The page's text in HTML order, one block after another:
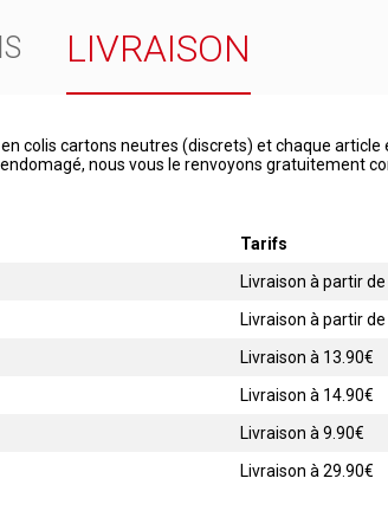
LIVRAISON
colis cartons neutres (discrets) et chaque
nous vous le renvoyons gratuitement
Tarifs
Livraison à partir
Livraison à partir
Livraison à 13.90€
Livraison à 14.90€
Livraison à 9.90€
Livraison à 29.90€